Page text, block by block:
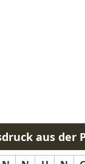
aus der